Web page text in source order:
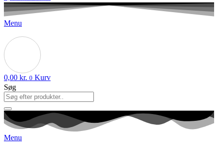
Menu
0,00 kr. 0 Kurv
Søg
Menu